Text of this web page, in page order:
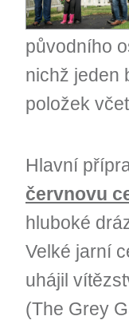
původního
nichž jeden
položek
Hlavní
červnovu
hluboké
Velké jarní
uhájil
(The Grey